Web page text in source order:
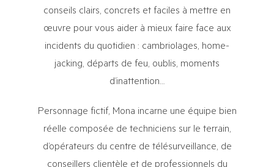
conseils clairs, concrets et faciles à mettre en
œuvre pour vous aider à mieux faire face aux
incidents du quotidien : cambriolages, home-
jacking, départs de feu, oublis, moments
d’inattention…
Personnage fictif, Mona incarne une équipe bien
réelle composée de techniciens sur le terrain,
d’opérateurs du centre de télésurveillance, de